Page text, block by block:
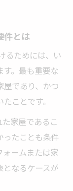
が必要か
幅に軽減
件の理解
ントまとめ
法
所得税の基
件とは
るためには、い
す。最も重要な
屋であり、かつ
ことです。
家屋であるこ
ったことも条件
ォームまたは家
となるケースが